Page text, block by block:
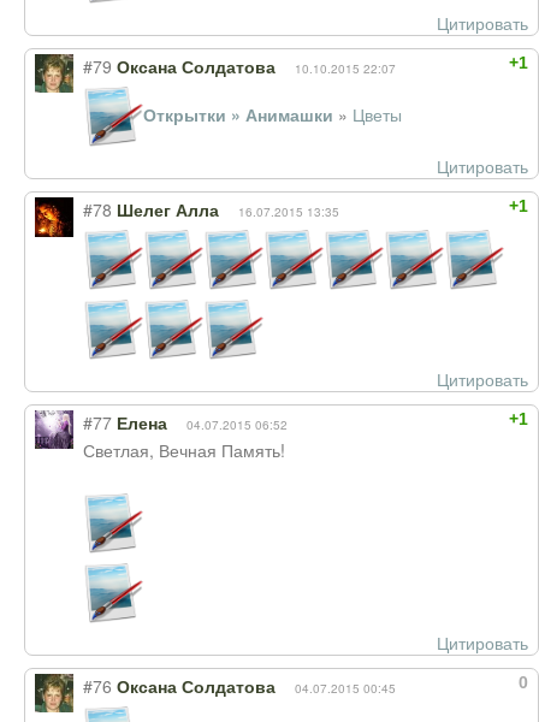
Цитировать
+1
#79 Оксана Солдатова 10.10.2015 22:07
Открытки » Анимашки » Цветы
Цитировать
+1
#78 Шелег Алла 16.07.2015 13:35
Цитировать
+1
#77 Елена 04.07.2015 06:52
Светлая, Вечная Память!
Цитировать
0
#76 Оксана Солдатова 04.07.2015 00:45